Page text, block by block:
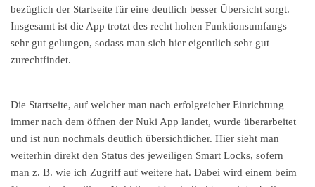
bezüglich der Startseite für eine deutlich besser Übersicht sorgt.
Insgesamt ist die App trotzt des recht hohen Funktionsumfangs
sehr gut gelungen, sodass man sich hier eigentlich sehr gut
zurechtfindet.
Die Startseite, auf welcher man nach erfolgreicher Einrichtung
immer nach dem öffnen der Nuki App landet, wurde überarbeitet
und ist nun nochmals deutlich übersichtlicher. Hier sieht man
weiterhin direkt den Status des jeweiligen Smart Locks, sofern
man z. B. wie ich Zugriff auf weitere hat. Dabei wird einem beim